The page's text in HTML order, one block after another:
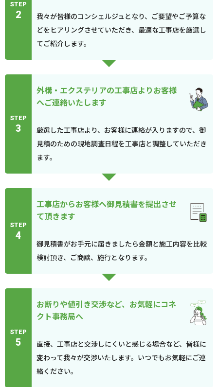
STEP
2
我々が皆様のコンシェルジュとなり、ご要望やご予算な
どをヒアリングさせていただき、最適な工事店を厳選し
てご紹介します。
STEP
3
外構・エクステリアの工事店よりお客様
へご連絡いたします
厳選した工事店より、お客様に連絡が入りますので、御
見積のための現地調査日程を工事店と調整していただき
ます。
STEP
4
工事店からお客様へ御見積書を提出させ
て頂きます
御見積書がお手元に届きましたら金額と施工内容を比較
検討頂き、ご商談、施行となります。
STEP
5
お断りや値引き交渉など、お気軽にコネ
クト事務局へ
直接、工事店と交渉しにくいと感じる場合など、皆様に
変わって我々が交渉いたします。いつでもお気軽にご連
絡ください。